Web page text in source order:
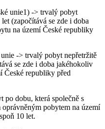
unie1) -> trvalý pobyt
(započítává se zde i doba
na území České republiky
-> trvalý pobyt nepřetržitě
se zde i doba jakéhokoliv
České republiky před
po dobu, která společně s
pobytem na území
10 let.